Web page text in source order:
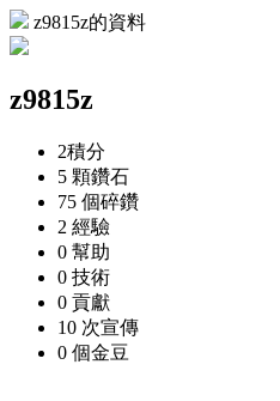
z9815z的資料
z9815z
2積分
5 顆鑽石
75 個碎鑽
2 經驗
0 幫助
0 技術
0 貢獻
10 次宣傳
0 個金豆